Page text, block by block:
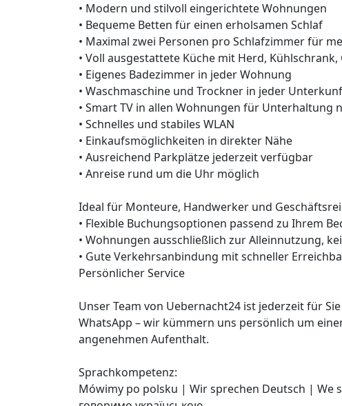
• Modern und stilvoll eingerichtete Wohnungen
• Bequeme Betten für einen erholsamen Schlaf
• Maximal zwei Personen pro Schlafzimmer für
• Voll ausgestattete Küche mit Herd,
• Eigenes Badezimmer in jeder Wohnung
• Waschmaschine und Trockner in jeder
• Smart TV in allen Wohnungen für Unterhaltung
• Schnelles und stabiles WLAN
• Einkaufsmöglichkeiten in direkter Nähe
• Ausreichend Parkplätze jederzeit verfügbar
• Anreise rund um die Uhr möglich
Ideal für Monteure, Handwerker und
• Flexible Buchungsoptionen passend zu Ihrem
• Wohnungen ausschließlich zur Alleinnutzung,
• Gute Verkehrsanbindung mit schneller
Persönlicher Service
Unser Team von Uebernacht24 ist jederzeit für
WhatsApp – wir kümmern uns persönlich um
angenehmen Aufenthalt.
Sprachkompetenz:
Mówimy po polsku | Wir sprechen Deutsch |